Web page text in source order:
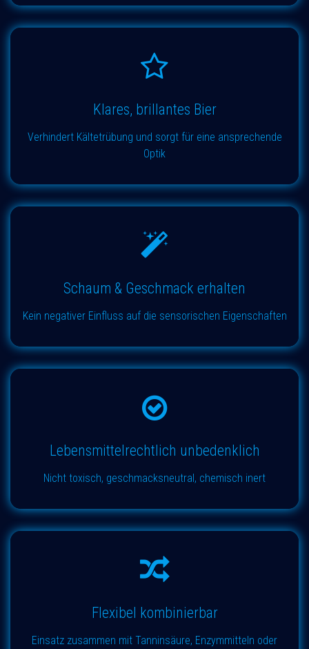
Klares, brillantes Bier
Verhindert Kältetrübung und sorgt für eine ansprechende
Optik
Schaum & Geschmack erhalten
Kein negativer Einfluss auf die sensorischen Eigenschaften
Lebensmittelrechtlich unbedenklich
Nicht toxisch, geschmacksneutral, chemisch inert
Flexibel kombinierbar
Einsatz zusammen mit Tanninsäure, Enzymmitteln oder